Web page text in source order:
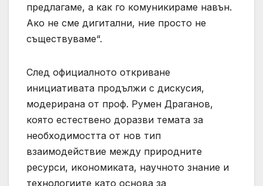
предлагаме, а как го комуникираме навън.
Ако не сме дигитални, ние просто не
съществуваме“.
След официалното откриване
инициативата продължи с дискусия,
модерирана от проф. Румен Драганов,
която естествено доразви темата за
необходимостта от нов тип
взаимодействие между природните
ресурси, икономиката, научното знание и
технологиите като основа за